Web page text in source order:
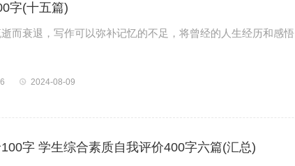
字(十五篇)
而衰退，写作可以弥补记忆的不足，将曾经的人生经历和感悟
 2024-08-09
字 学生综合素质自我评价400字六篇(汇总)